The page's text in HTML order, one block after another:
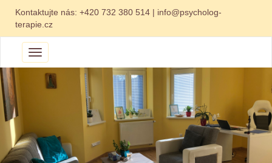
Kontaktujte nás: +420 732 380 514 | info@psycholog-
terapie.cz
Menu